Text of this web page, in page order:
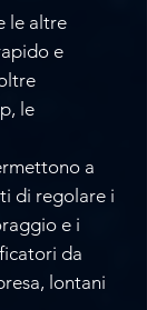
le altre
e
le
a
di regolare i
e i
da
lontani